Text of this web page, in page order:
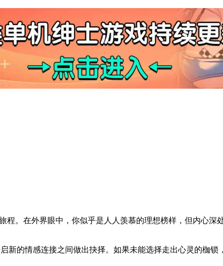
程。在外界眼中，你似乎是人人羡慕的理想榜样，但内心
新的情感连接之间做出抉择。如果未能选择走出心灵的枷锁